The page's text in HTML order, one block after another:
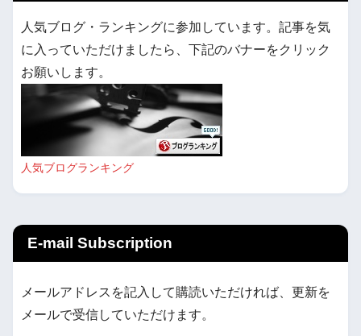
人気ブログ・ランキングに参加しています。記事を気
に入っていただけましたら、下記のバナーをクリック
お願いします。
人気ブログランキング
E-mail Subscription
メールアドレスを記入して購読いただければ、更新を
メールで受信していただけます。